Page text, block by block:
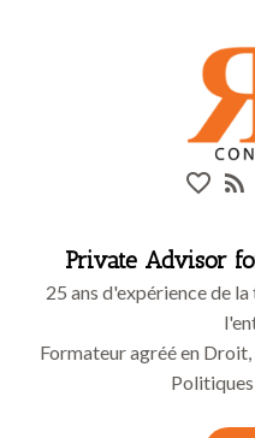
RB CONSEIL |
Private Advisor
25 ans d'expérience de
Formateur agréé en